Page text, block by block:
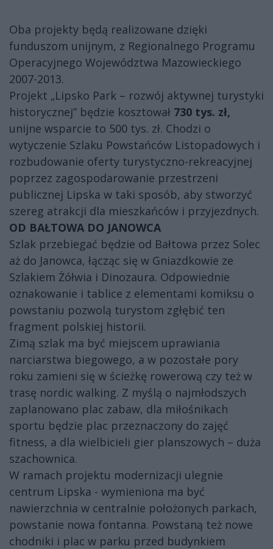
Oba projekty będą realizowane dzięki
funduszom unijnym, z Regionalnego Programu
Operacyjnego Województwa Mazowieckiego
2007-2013.
Projekt „Lipsko Park – rozwój aktywnej turystyki
historycznej” będzie kosztował 730 tys. zł,
unijne wsparcie to 500 tys. zł. Chodzi o
wytyczenie Szlaku Powstańców Listopadowych i
rozbudowanie oferty turystyczno-rekreacyjnej
poprzez zagospodarowanie przestrzeni
publicznej Lipska w taki sposób, aby stworzyć
szereg atrakcji dla mieszkańców i przyjezdnych.
OD BAŁTOWA DO JANOWCA
Szlak przebiegać będzie od Bałtowa przez Solec
aż do Janowca, łącząc się w Gniazdkowie ze
Szlakiem Żółwia i Dinozaura. Odpowiednie
oznakowanie i tablice z elementami komiksu o
powstaniu pozwolą turystom zgłębić ten
fragment polskiej historii.
Zimą szlak ma być miejscem uprawiania
narciarstwa biegowego, a w pozostałe pory
roku zamieni się w ścieżkę rowerową czy też w
trasę nordic walking. Z myślą o najmłodszych
zaplanowano plac zabaw, dla miłośnikach
sportu będzie plac przeznaczony do zajęć
fitness, a dla wielbicieli gier planszowych – duża
szachownica.
W ramach projektu modernizacji ulegnie
centrum Lipska - wymieniona ma być
nawierzchnia w centralnie położonych parkach,
powstanie nowa fontanna. Powstaną też nowe
chodniki i plac w parku przed budynkiem